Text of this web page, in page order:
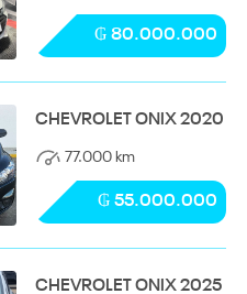
₲ 80.000.000
CHEVROLET ONIX 2020
77.000 km
₲ 55.000.000
CHEVROLET ONIX 2025